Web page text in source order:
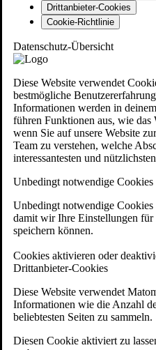
Drittanbieter-Cookies
Cookie-Richtlinie
Datenschutz-Übersicht
Diese Website verwendet
bestmögliche
Informationen werden in
führen Funktionen aus, wie das
wenn Sie auf unsere Website
Team zu verstehen, welche
interessantesten und
Unbedingt notwendige Cookies
Unbedingt notwendige
damit wir Ihre Einstellungen
speichern können.
Cookies aktivieren oder
Drittanbieter-Cookies
Diese Website verwendet
Informationen wie die Anzahl
beliebtesten Seiten zu sammeln.
Diesen Cookie aktiviert zu